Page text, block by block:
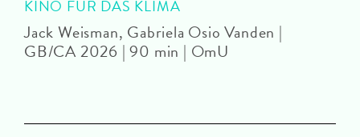
KINO FÜR DAS KLIMA
Jack Weisman, Gabriela Osio Vanden |
GB/CA 2026 | 90 min | OmU